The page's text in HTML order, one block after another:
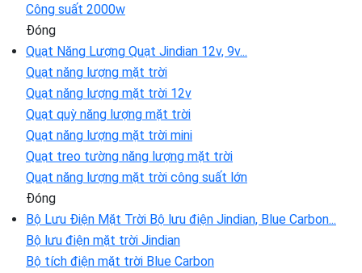
Công suất 2000w
Đóng
Quạt Năng Lượng Quạt Jindian 12v, 9v...
Quạt năng lượng mặt trời
Quạt năng lượng mặt trời 12v
Quạt quỳ năng lượng mặt trời
Quạt năng lượng mặt trời mini
Quạt treo tường năng lượng mặt trời
Quạt năng lượng mặt trời công suất lớn
Đóng
Bộ Lưu Điện Mặt Trời Bộ lưu điện Jindian, Blue Carbon...
Bộ lưu điện mặt trời Jindian
Bộ tích điện mặt trời Blue Carbon